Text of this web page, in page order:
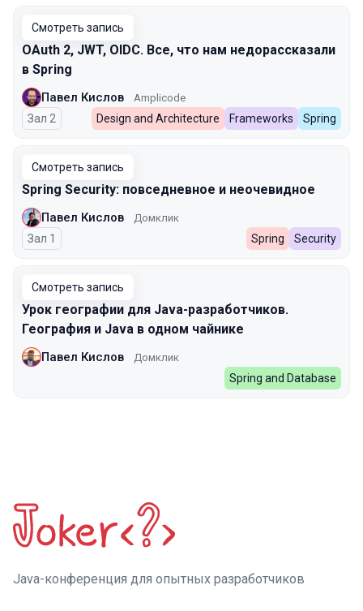
Смотреть запись
OAuth 2, JWT, OIDC. Все, что нам недорассказали
в Spring
Павел Кислов Amplicode
Зал 2 Design and Architecture Frameworks Spring
Смотреть запись
Spring Security: повседневное и неочевидное
Павел Кислов Домклик
Зал 1 Spring Security
Смотреть запись
Урок географии для Java-разработчиков.
География и Java в одном чайнике
Павел Кислов Домклик
Spring and Database
Java-конференция для опытных разработчиков